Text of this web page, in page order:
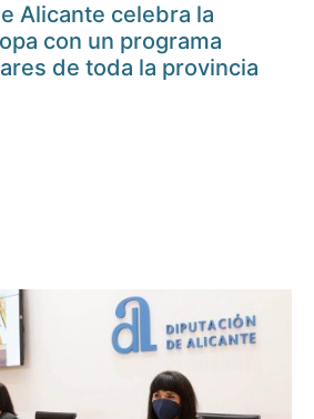
Alicante celebra la
con un programa
de toda la provincia